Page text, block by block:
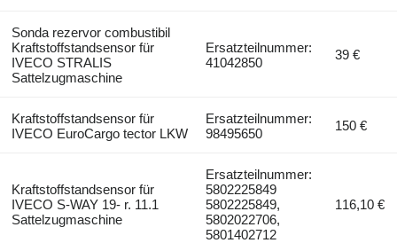
Sonda rezervor combustibil
Kraftstoffstandsensor für
IVECO STRALIS
Sattelzugmaschine
Ersatzteilnummer:
41042850
39 €
Kraftstoffstandsensor für
IVECO EuroCargo tector LKW
Ersatzteilnummer:
98495650
150 €
Kraftstoffstandsensor für
IVECO S-WAY 19- r. 11.1
Sattelzugmaschine
Ersatzteilnummer:
5802225849
5802225849,
5802022706,
5801402712
116,10 €